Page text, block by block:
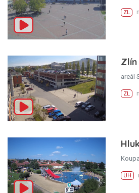
ZL
Zlín
areál
ZL
UH